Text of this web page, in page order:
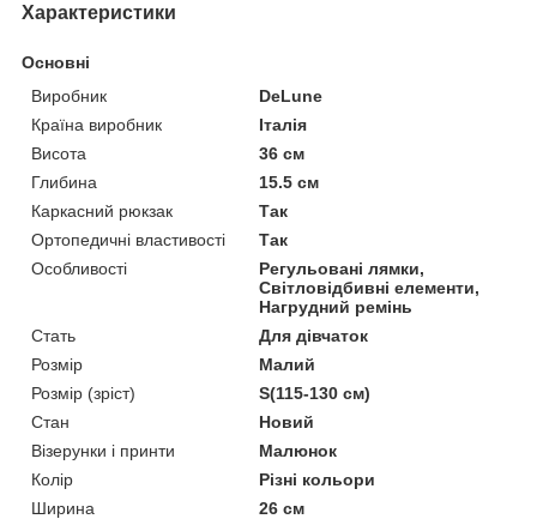
Характеристики
Основні
Виробник
DeLune
Країна виробник
Італія
Висота
36 см
Глибина
15.5 см
Каркасний рюкзак
Так
Ортопедичні властивості
Так
Особливості
Регульовані лямки,
Світловідбивні елементи,
Нагрудний ремінь
Стать
Для дівчаток
Розмір
Малий
Розмір (зріст)
S(115-130 см)
Стан
Новий
Візерунки і принти
Малюнок
Колір
Різні кольори
Ширина
26 см